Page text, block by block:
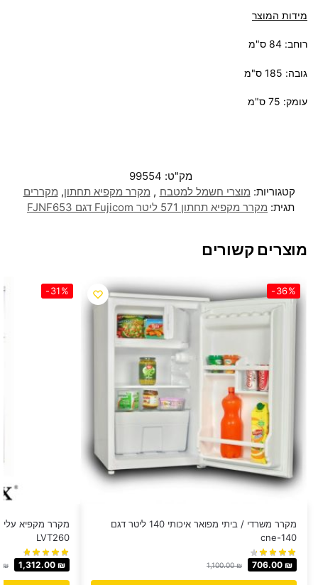
מידות המוצר
רוחב: 84 ס"מ
גובה: 185 ס"מ
עומק: 75 ס"מ
מק"ט: 99554
קטגוריות: מוצרי חשמל למטבח , מקרר מקפיא תחתון, מקררים
תגית: מקרר ‏מקפיא תחתון 571 ליטר Fujicom דגם FJNF653
מוצרים קשורים
-36%
מקרר משרדי / ביתי מפואר איכותי 140 ליטר דגם
cne-140
1,100.00₪ 706.00 ₪
-31%
LVT260
₪ 1,312.00 ₪